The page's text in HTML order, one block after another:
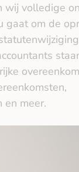
volledige
gaat om de
en meer.